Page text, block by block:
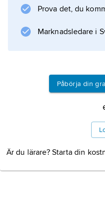
Prova det, du
Marknadsledare i
Påbörja din
Är du lärare? Starta din